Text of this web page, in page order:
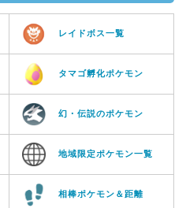
レイドボス一覧
タマゴ孵化ポケモン
幻・伝説のポケモン
地域限定ポケモン一覧
相棒ポケモン＆距離